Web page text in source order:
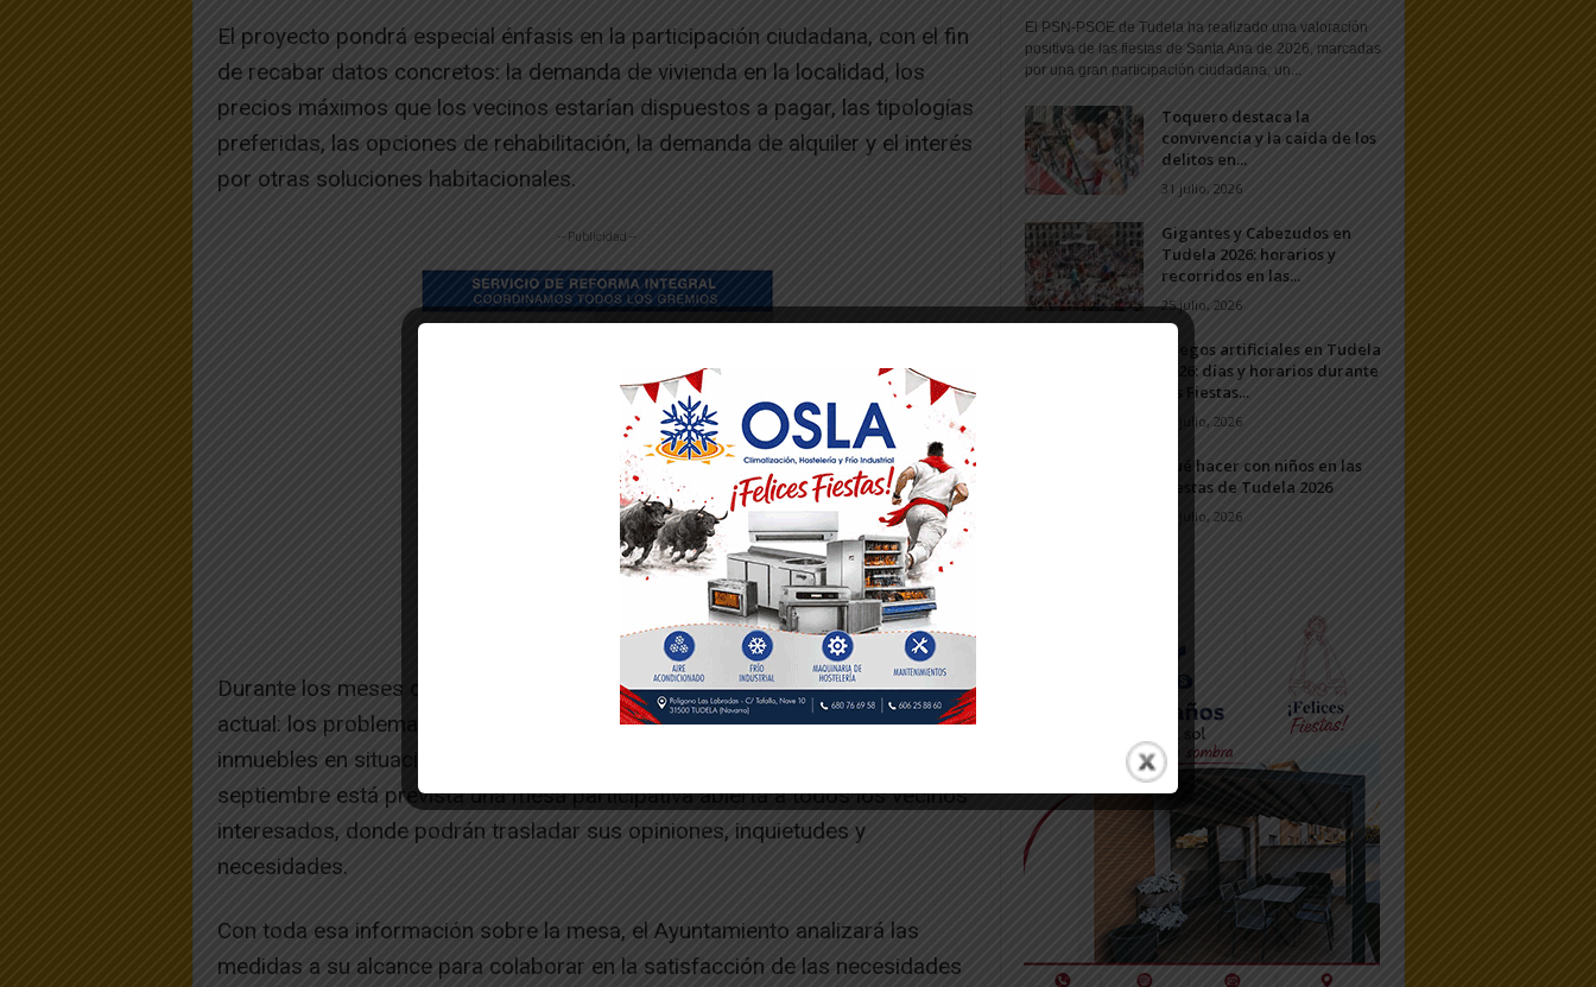
El proyecto pondrá especial énfasis en la participación ciudadana, con el fin
de recabar datos concretos: la demanda de vivienda en la localidad, los
precios máximos que los vecinos estarían dispuestos a pagar, las tipologías
preferidas, las opciones de rehabilitación, la demanda de alquiler y el interés
por otras soluciones habitacionales.
-- Publicidad --
Durante los meses de verano se recopilará información sobre la situación
actual: los problemas que afectan a la vivienda en la localidad, el análisis de
inmuebles en situación de ruina y las posibles vías de actuación. En
septiembre está prevista una mesa participativa abierta a todos los vecinos
interesados, donde podrán trasladar sus opiniones, inquietudes y
necesidades.
Con toda esa información sobre la mesa, el Ayuntamiento analizará las
medidas a su alcance para colaborar en la satisfacción de las necesidades
El PSN-PSOE de Tudela ha realizado una valoración
positiva de las fiestas de Santa Ana de 2026, marcadas
por una gran participación ciudadana, un...
Toquero destaca la
convivencia y la caída de los
delitos en...
31 julio, 2026
Gigantes y Cabezudos en
Tudela 2026: horarios y
recorridos en las...
25 julio, 2026
Fuegos artificiales en Tudela
2026: días y horarios durante
las Fiestas...
24 julio, 2026
Qué hacer con niños en las
Fiestas de Tudela 2026
23 julio, 2026